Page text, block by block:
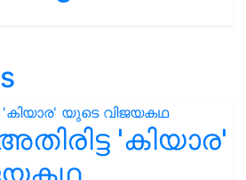
'കിയാര'